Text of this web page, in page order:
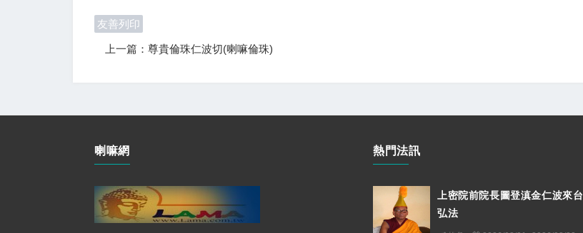
友善列印
上一篇：尊貴倫珠仁波切(喇嘛倫珠)
喇嘛網 熱門法訊
上密院前院長圖登滇金仁波來台
弘法